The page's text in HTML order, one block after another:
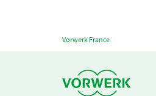
Vorwerk France